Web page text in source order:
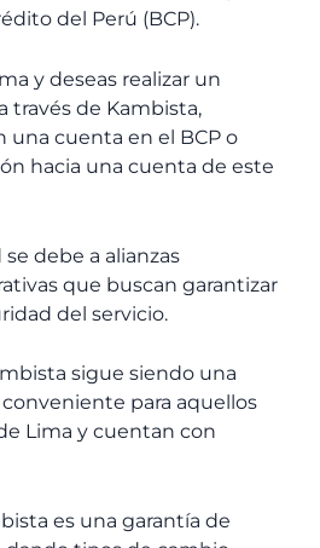
del Perú (BCP).
y deseas realizar un
través de Kambista,
una cuenta en el BCP o
hacia una cuenta de este
debe a alianzas
que buscan garantizar
del servicio.
sigue siendo una
para aquellos
Lima y cuentan con
es una garantía de